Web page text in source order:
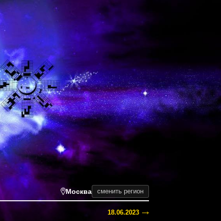
Москва сменить регион
18.06.2023